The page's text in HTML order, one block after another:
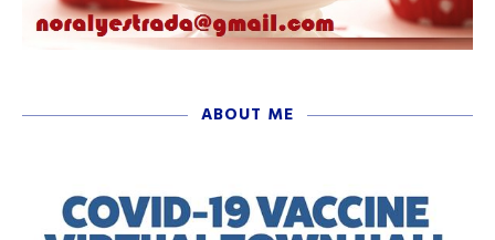
ABOUT ME